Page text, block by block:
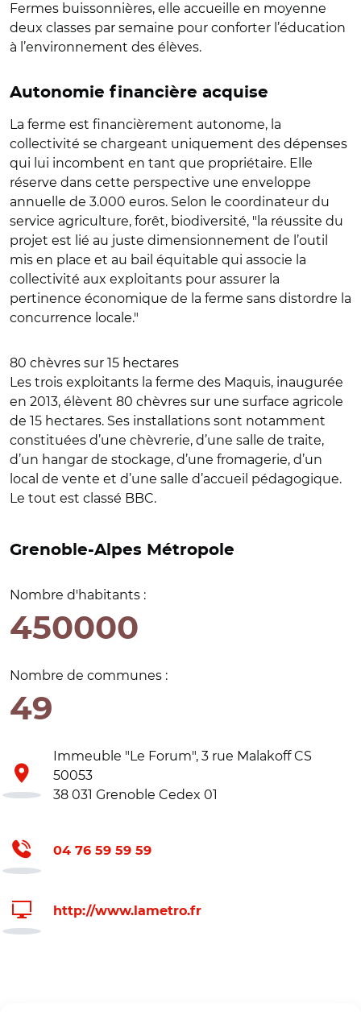
Fermes buissonnières, elle accueille en moyenne
deux classes par semaine pour conforter l’éducation
à l’environnement des élèves.
Autonomie financière acquise
La ferme est financièrement autonome, la
collectivité se chargeant uniquement des dépenses
qui lui incombent en tant que propriétaire. Elle
réserve dans cette perspective une enveloppe
annuelle de 3.000 euros. Selon le coordinateur du
service agriculture, forêt, biodiversité, "la réussite du
projet est lié au juste dimensionnement de l’outil
mis en place et au bail équitable qui associe la
collectivité aux exploitants pour assurer la
pertinence économique de la ferme sans distordre la
concurrence locale."
80 chèvres sur 15 hectares
Les trois exploitants la ferme des Maquis, inaugurée
en 2013, élèvent 80 chèvres sur une surface agricole
de 15 hectares. Ses installations sont notamment
constituées d’une chèvrerie, d’une salle de traite,
d’un hangar de stockage, d’une fromagerie, d’un
local de vente et d’une salle d’accueil pédagogique.
Le tout est classé BBC.
Grenoble-Alpes Métropole
Nombre d'habitants :
450000
Nombre de communes :
49
Immeuble "Le Forum", 3 rue Malakoff CS
50053
38 031 Grenoble Cedex 01
04 76 59 59 59
http://www.lametro.fr